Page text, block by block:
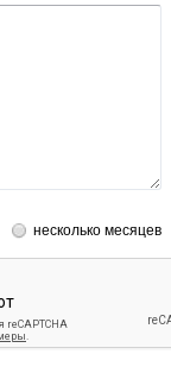
несколько месяцев